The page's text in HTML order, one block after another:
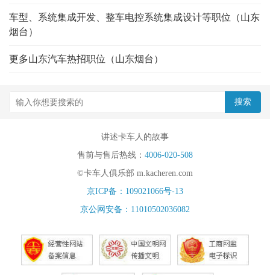
车型、系统集成开发、整车电控系统集成设计等职位（山东
烟台）
更多山东汽车热招职位（山东烟台）
讲述卡车人的故事
售前与售后热线： 4006-020-508
©卡车人俱乐部 m.kacheren.com
京ICP备：109021066号-13
京公网安备：11010502036082